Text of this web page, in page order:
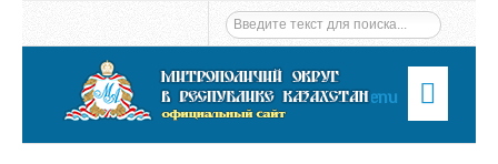
Menu